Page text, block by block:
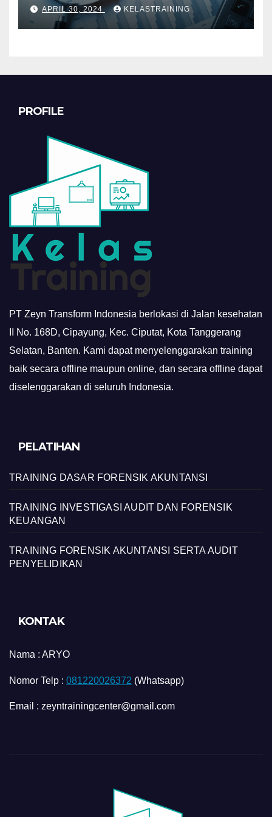
APRIL 30, 2024 KELASTRAINING
PROFILE
PT Zeyn Transform Indonesia berlokasi di Jalan kesehatan
II No. 168D, Cipayung, Kec. Ciputat, Kota Tanggerang
Selatan, Banten. Kami dapat menyelenggarakan training
baik secara offline maupun online, dan secara offline dapat
diselenggarakan di seluruh Indonesia.
PELATIHAN
TRAINING DASAR FORENSIK AKUNTANSI
TRAINING INVESTIGASI AUDIT DAN FORENSIK
KEUANGAN
TRAINING FORENSIK AKUNTANSI SERTA AUDIT
PENYELIDIKAN
KONTAK
Nama : ARYO
Nomor Telp : 081220026372 (Whatsapp)
Email : zeyntrainingcenter@gmail.com